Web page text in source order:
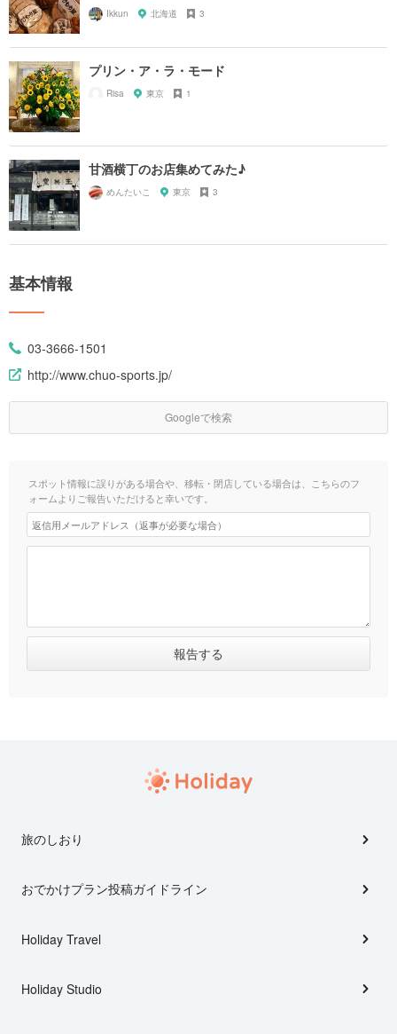
Ikkun 北海道 3
プリン・ア・ラ・モード
Risa 東京 1
甘酒横丁のお店集めてみた♪
めんたいこ 東京 3
基本情報
03-3666-1501
http://www.chuo-sports.jp/
Googleで検索
スポット情報に誤りがある場合や、移転・閉店している場合は、こちらのフ
ォームよりご報告いただけると幸いです。
旅のしおり
おでかけプラン投稿ガイドライン
Holiday Travel
Holiday Studio